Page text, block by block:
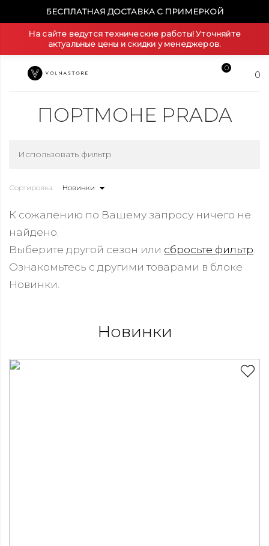
БЕСПЛАТНАЯ ДОСТАВКА С ПРИМЕРКОЙ
На сайте ведутся технические работы! Уточняйте
актуальные цены и скидки у менеджеров.
0
0
ПОРТМОНЕ PRADA
Использовать фильтр
Сортировка: Новинки
К сожалению по Вашему запросу ничего не
найдено.
Выберите другой сезон или сбросьте фильтр
Ознакомьтесь с другими товарами в блоке
Новинки.
Новинки